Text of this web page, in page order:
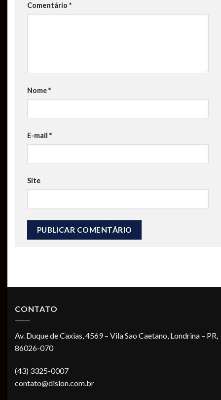
Comentário *
Nome*
E-mail *
Site
CONTATO
Av. Duque de Caxias, 4569 – Vila Sao Caetano, Londrina – PR,
86026-070
(43) 3325-0007
contato@dislon.com.br